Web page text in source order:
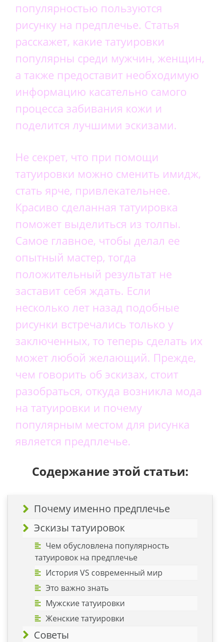
популярностью пользуются
рисунку на предплечье. Статья
расскажет, какие татуировки
популярны среди мужчин, женщин,
а также предоставит необходимую
информацию касательно самого
процесса забивания кожи и
поделится лучшими эскизами.
Не секрет, что при помощи
татуировки можно сменить имидж,
стать ярче, привлекательнее.
Красиво сделанная татуировка
поможет выделиться из толпы.
Самое главное, чтобы делал ее
опытный мастер, тогда
положительный результат не
заставит себя ждать. Если
несколько лет назад подобные
рисунки встречались только у
заключенных, то теперь сделать их
может любой желающий. Прежде,
чем говорить об эскизах, стоит
разобраться, откуда возникла мода
на татуировки и почему
популярным местом для рисунка
является предплечье.
Содержание этой статьи:
Почему именно предплечье
Эскизы татуировок
Чем обусловлена популярность
татуировок на предплечье
История VS современный мир
Это важно знать
Мужские татуировки
Женские татуировки
Советы